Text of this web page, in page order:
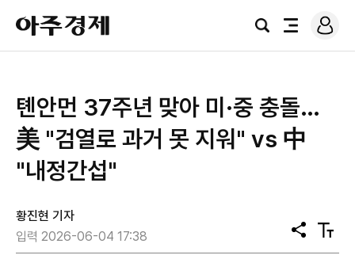
아
주
경
검
전
로
그
톈안먼 37주년 맞아 미·중 충돌…
美 "검열로 과거 못 지워" vs 中
"내정간섭"
황진현 기자
입력 2026-06-04 17:38
공
유
텍
스